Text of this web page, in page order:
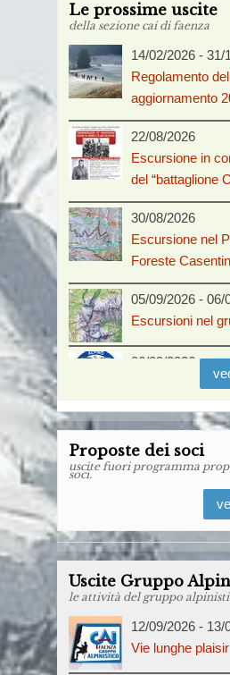
Le prossime uscite
della sezione cai di faenza
14/02/2026 - 31/
Regolamento
aggiornamento
22/08/2026
Escursione in
del “battaglione
30/08/2026
Escursione nel
Foreste
05/09/2026 - 06/
Escursioni nel
06/09/2026
Escursione in
12/09/2026
Escursione in
Pietramora
Dolomiti di
19/09/2026-20/
Valle Aupa,
Proposte dei soci
uscite fuori programma
soci.
Uscite Gruppo
le attività del gruppo
12/09/2026 - 13/
Vie lunghe plaisir